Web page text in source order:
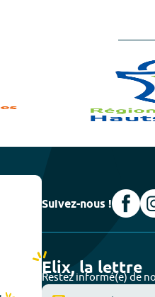
Suivez-nous !
Elix, la lettre
Restez informé(e) de